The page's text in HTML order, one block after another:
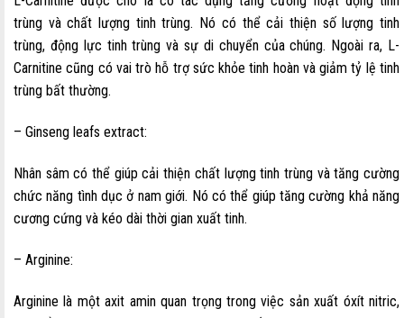
trùng và chất lượng tinh trùng. Nó có thể cải thiện số lượng tinh
trùng, động lực tinh trùng và sự di chuyển của chúng. Ngoài ra, L-
Carnitine cũng có vai trò hỗ trợ sức khỏe tinh hoàn và giảm tỷ lệ tinh
trùng bất thường.
– Ginseng leafs extract:
Nhân sâm có thể giúp cải thiện chất lượng tinh trùng và tăng cường
chức năng tình dục ở nam giới. Nó có thể giúp tăng cường khả năng
cương cứng và kéo dài thời gian xuất tinh.
– Arginine:
Arginine là một axit amin quan trọng trong việc sản xuất óxít nitric,